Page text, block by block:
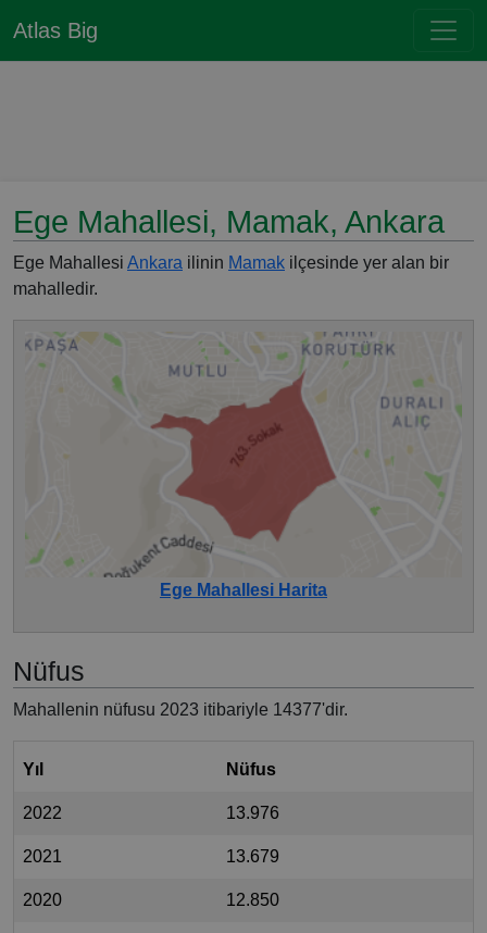
Atlas Big
Ege Mahallesi, Mamak, Ankara
Ege Mahallesi Ankara ilinin Mamak ilçesinde yer alan bir
mahalledir.
Ege Mahallesi Harita
Nüfus
Mahallenin nüfusu 2023 itibariyle 14377'dir.
Yıl Nüfus
2022 13.976
2021 13.679
2020 12.850